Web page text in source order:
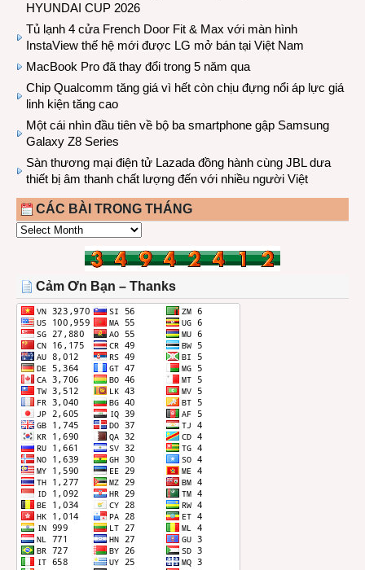
HYUNDAI CUP 2026
Tủ lạnh 4 cửa French Door Fit & Max với màn hình
InstaView thế hệ mới được LG mở bán tại Việt Nam
MacBook Pro đã thay đổi trong 5 năm qua
Chip Qualcomm tăng giá vì hết còn chịu đựng nổi áp lực giá
linh kiện tăng cao
Một cái nhìn đầu tiên về bộ ba smartphone gập Samsung
Galaxy Z8 Series
Sàn thương mại điện tử Lazada đồng hành cùng JBL dưa
thiết bị âm thanh chất lượng đến với nhiều người Việt
CÁC BÀI TRONG THÁNG
CÁC
THÁNG
Cảm Ơn Bạn – Thanks